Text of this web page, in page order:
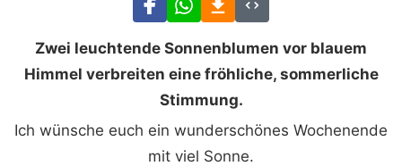
Zwei leuchtende Sonnenblumen vor blauem
Himmel verbreiten eine fröhliche, sommerliche
Stimmung.
Ich wünsche euch ein wunderschönes Wochenende
mit viel Sonne.